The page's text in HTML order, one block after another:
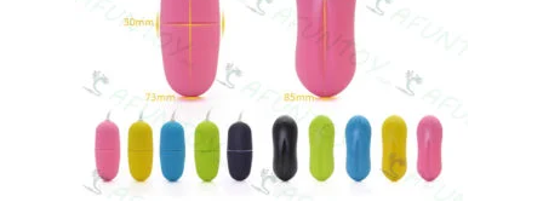
product
page